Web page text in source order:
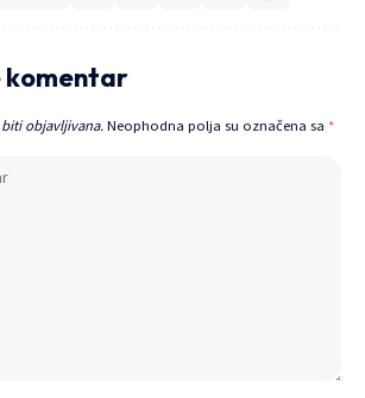
biti objavljivana.Neophodna polja su označena sa *